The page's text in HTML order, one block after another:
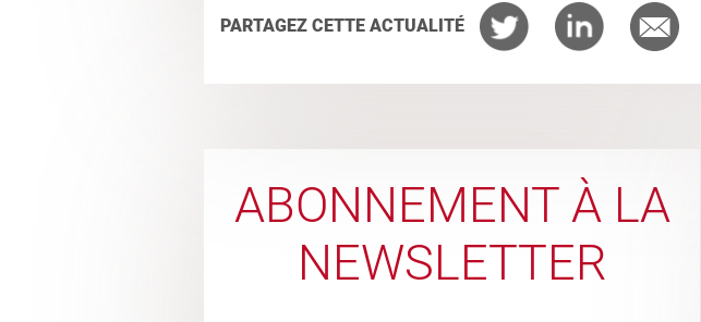
PARTAGEZ CETTE ACTUALITÉ
ABONNEMENT À LA
NEWSLETTER